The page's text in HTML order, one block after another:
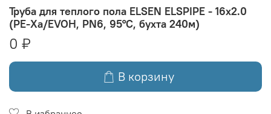
Труба для теплого пола ELSEN ELSPIPE - 16x2.0
(PE-Xa/EVOH, PN6, 95°C, бухта 240м)
0 ₽
В корзину